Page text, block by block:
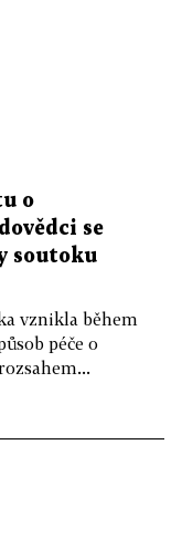
o
se
soutoku
vznikla během
péče o